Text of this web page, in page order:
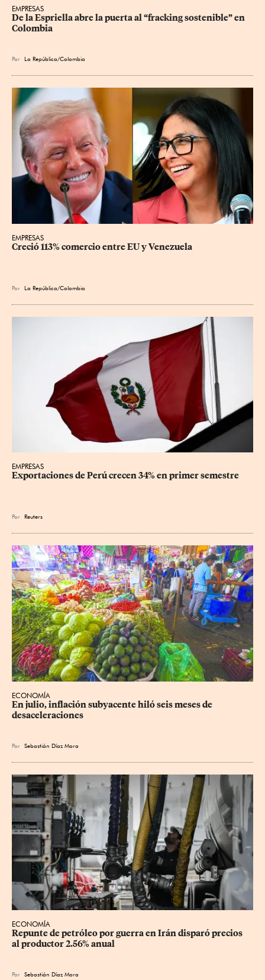
EMPRESAS
De la Espriella abre la puerta al “fracking sostenible” en
Colombia
Por La República/Colombia
EMPRESAS
Creció 113% comercio entre EU y Venezuela
Por La República/Colombia
EMPRESAS
Exportaciones de Perú crecen 34% en primer semestre
Por Reuters
ECONOMÍA
En julio, inflación subyacente hiló seis meses de
desaceleraciones
Por Sebastián Díaz Mora
ECONOMÍA
Repunte de petróleo por guerra en Irán disparó precios
al productor 2.56% anual
Por Sebastián Díaz Mora